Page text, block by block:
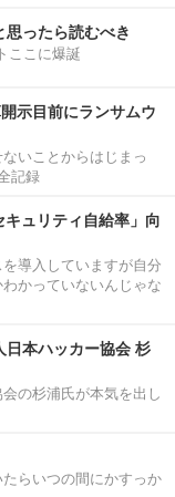
思ったら読むべき
ここに爆誕
示目前にランサムウ
いことからはじまっ
記録
ュリティ自給率」向
導入していますが自分
かっていないんじゃな
日本ハッカー協会 杉
の杉浦氏が本気を出し
らいつの間にかすっか